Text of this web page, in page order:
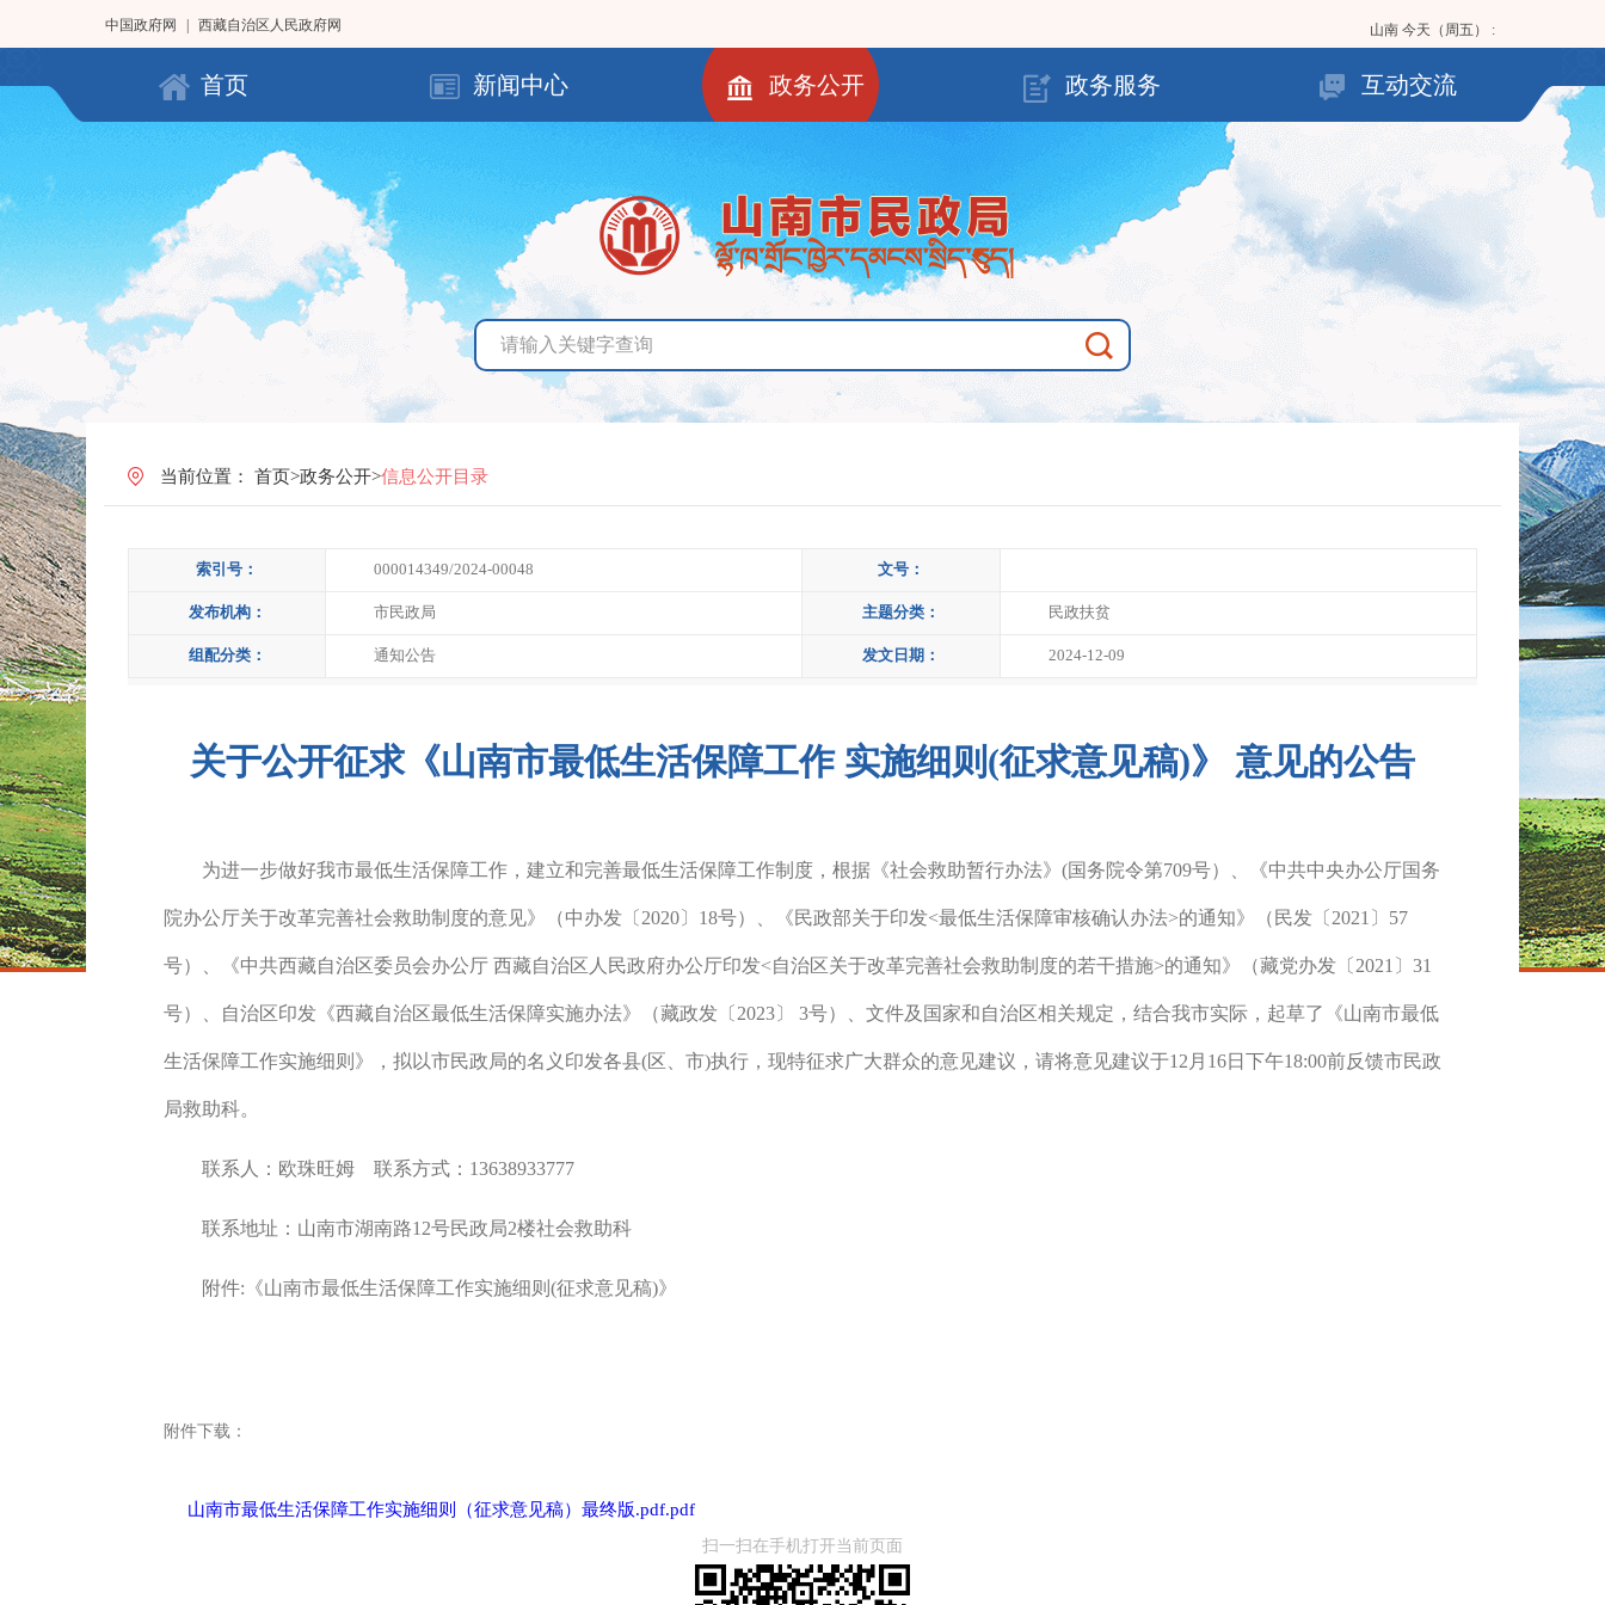
中国政府网 西藏自治区人民政府网 山南 今天（周五） :
首页 新闻中心 政务公开 政务服务 互动交流
当前位置： 首页>政务公开>信息公开目录
索引号： 000014349/2024-00048 文号：
发布机构： 市民政局 主题分类： 民政扶贫
组配分类： 通知公告 发文日期： 2024-12-09
关于公开征求《山南市最低生活保障工作 实施细则(征求意见稿)》 意见的公告
为进一步做好我市最低生活保障工作，建立和完善最低生活保障工作制度，根据《社会救助暂行办法》 (国务院令第709号）、《中共中央办公厅国务
院办公厅关于改革完善社会救助制度的意见》（中办发〔2020〕18号）、《民政部关于印发<最低生活保障审核确认办法>的通知》（民发〔2021〕57
号）、《中共西藏自治区委员会办公厅 西藏自治区人民政府办公厅印发<自治区关于改革完善社会救助制度的若干措施>的通知》（藏党办发〔2021〕31
号）、自治区印发《西藏自治区最低生活保障实施办法》（藏政发〔2023〕 3号）、文件及国家和自治区相关规定，结合我市实际，起草了《山南市最低
生活保障工作实施细则》，拟以市民政局的名义印发各县(区、市)执行，现特征求广大群众的意见建议 ，请将意见建议于12 月 16日下午18:00前反馈市民政
局救助科。
联系人：欧珠旺姆 联系方式：13638933777
联系地址：山南市湖南路12号民政局2楼社会救助科
附件:《山南市最低生活保障工作实施细则(征求意见稿)》
附件下载：
山南市最低生活保障工作实施细则（征求意见稿）最终版.pdf.pdf
扫一扫在手机打开当前页面